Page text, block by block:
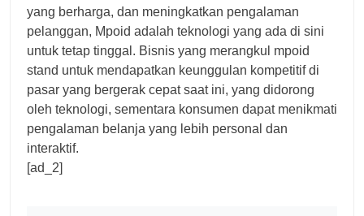
yang berharga, dan meningkatkan pengalaman
pelanggan, Mpoid adalah teknologi yang ada di sini
untuk tetap tinggal. Bisnis yang merangkul mpoid
stand untuk mendapatkan keunggulan kompetitif di
pasar yang bergerak cepat saat ini, yang didorong
oleh teknologi, sementara konsumen dapat menikmati
pengalaman belanja yang lebih personal dan
interaktif.
[ad_2]